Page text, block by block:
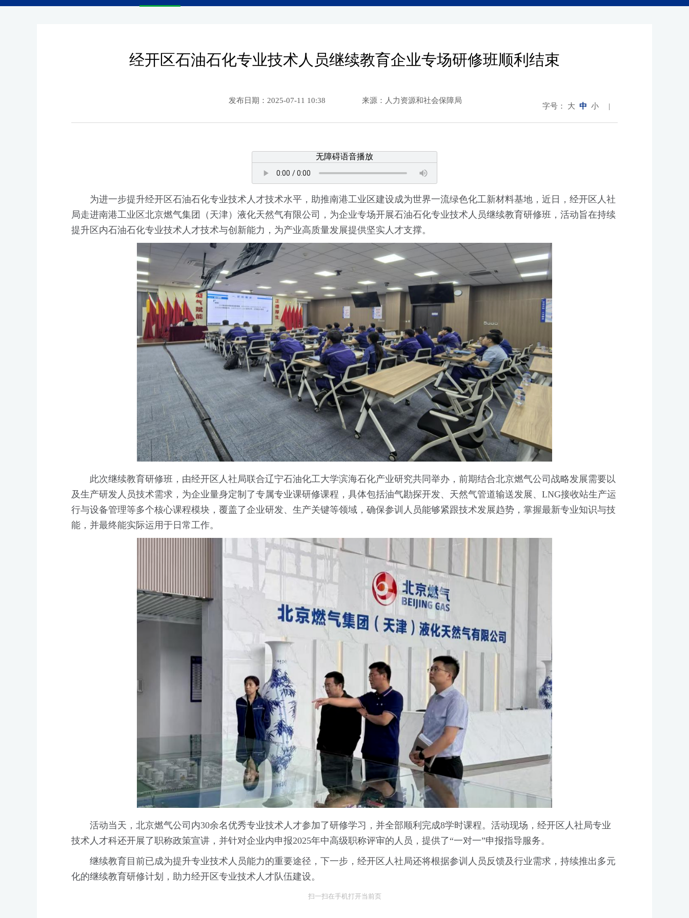
经开区石油石化专业技术人员继续教育企业专场研修班顺利结束
发布日期：2025-07-11 10:38 来源：人力资源和社会保障局
字号： 大 中 小 |
无障碍语音播放
为进一步提升经开区石油石化专业技术人才技术水平，助推南港工业区建设成为世界一流绿色化工新材料基地，近日，经开区人社
局走进南港工业区北京燃气集团（天津）液化天然气有限公司，为企业专场开展石油石化专业技术人员继续教育研修班，活动旨在持续
提升区内石油石化专业技术人才技术与创新能力，为产业高质量发展提供坚实人才支撑。
此次继续教育研修班，由经开区人社局联合辽宁石油化工大学滨海石化产业研究共同举办，前期结合北京燃气公司战略发展需要以
及生产研发人员技术需求，为企业量身定制了专属专业课研修课程，具体包括油气勘探开发、天然气管道输送发展、LNG接收站生产运
行与设备管理等多个核心课程模块，覆盖了企业研发、生产关键等领域，确保参训人员能够紧跟技术发展趋势，掌握最新专业知识与技
能，并最终能实际运用于日常工作。
活动当天，北京燃气公司内30余名优秀专业技术人才参加了研修学习，并全部顺利完成8学时课程。活动现场，经开区人社局专业
技术人才科还开展了职称政策宣讲，并针对企业内申报2025年中高级职称评审的人员，提供了“一对一”申报指导服务。
继续教育目前已成为提升专业技术人员能力的重要途径，下一步，经开区人社局还将根据参训人员反馈及行业需求，持续推出多元
化的继续教育研修计划，助力经开区专业技术人才队伍建设。
扫一扫在手机打开当前页